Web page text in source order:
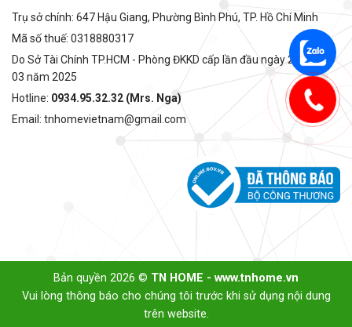
Trụ sở chính: 647 Hậu Giang, Phường Bình Phú, TP. Hồ Chí Minh
Mã số thuế: 0318880317
Do Sở Tài Chính TP.HCM - Phòng ĐKKD cấp lần đầu ngày 22 tháng
03 năm 2025
Hotline: 0934.95.32.32 (Mrs. Nga)
Email: tnhomevietnam@gmail.com
Bản quyền 2026 © TN HOME - www.tnhome.vn
Vui lòng thông báo cho chúng tôi trước khi sử dụng nội dung
trên website.